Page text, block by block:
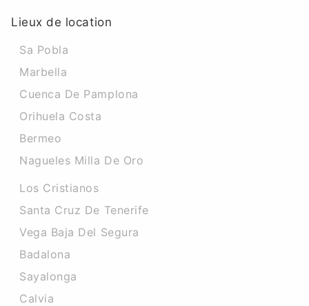
Lieux de location
Sa Pobla
Marbella
Cuenca De Pamplona
Orihuela Costa
Bermeo
Nagueles Milla De Oro
Los Cristianos
Santa Cruz De Tenerife
Vega Baja Del Segura
Badalona
Sayalonga
Calvia